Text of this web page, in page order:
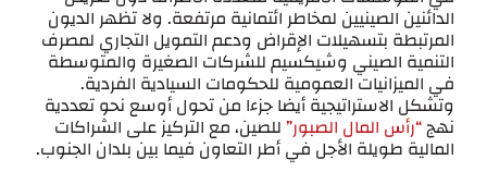
الدائنين الصينيين لمخاطر ائتمانية مرتفعة. ولا تظهر الديون
المرتبطة بتسهيلات الإقراض ودعم التمويل التجاري لمصرف
التنمية الصيني وشيكسيم للشركات الصغيرة والمتوسطة
في الميزانيات العمومية للحكومات السيادية الفردية.
وتشكل الاستراتيجية أيضا جزءا من تحول أوسع نحو تعددية
نهج“رأس المال الصبور”للصين، مع التركيز على الشراكات
المالية طويلة الأجل في أطر التعاون فيما بين بلدان الجنوب.